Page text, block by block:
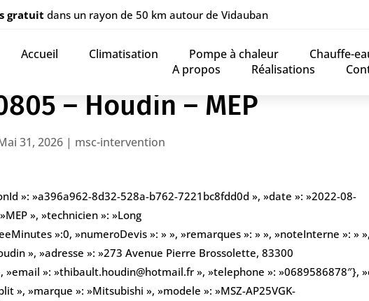
gratuitdans un rayon de 50 km autour de Vidauban
Accueil Climatisation Pompe à chaleur Chauffe-
A propos
Réalisations
– Houdin – MEP
31, 2026 | msc-intervention
»: »a396a962-8d32-528a-b762-7221bc8fdd0d », »date »: »2022-08-
», »technicien »: »Long
»:0, »numeroDevis »: » », »remarques »: » », »noteInterne »: »
», »adresse »: »273 Avenue Pierre Brossolette, 83300
»email »: »thibault.houdin@hotmail.fr », »telephone »: »0689586878″},
», »marque »: »Mitsubishi », »modele »: »MSZ-AP25VGK-